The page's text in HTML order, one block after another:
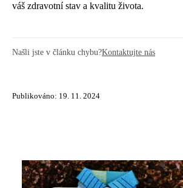
váš zdravotní stav a kvalitu života.
Našli jste v článku chybu?Kontaktujte nás
Publikováno: 19. 11. 2024